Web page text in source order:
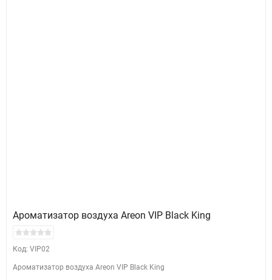
Ароматизатор воздуха Areon VIP Black King
Код: VIP02
Ароматизатор воздуха Areon VIP Black King